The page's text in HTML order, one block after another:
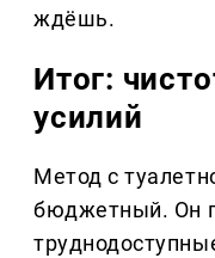
ждёшь.
Итог:
усилий
Метод с
бюджетный. Он